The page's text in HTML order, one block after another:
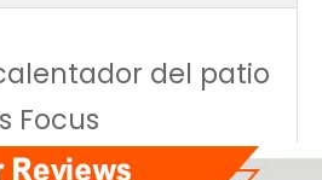
del patio
Focus